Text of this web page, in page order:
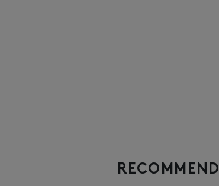
RECOMMEND